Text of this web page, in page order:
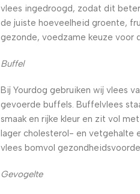
vlees ingedroogd, zodat dit
de juiste hoeveelheid groente,
gezonde, voedzame keuze voor
Buffel
Bij Yourdog gebruiken wij vlees
gevoerde buffels. Buffelvlees
smaak en rijke kleur en zit vol
lager cholesterol- en vetgehalte
vlees bomvol
Gevogelte